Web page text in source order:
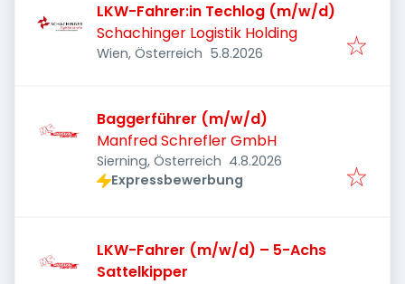
LKW-Fahrer:in Techlog (m/w/d)
Schachinger Logistik Holding
Wien, Österreich Veröffentlicht
5.8.2026
Baggerführer (m/w/d)
Manfred Schrefler GmbH
Sierning, Österreich Veröffentlicht
4.8.2026
Expressbewerbung
LKW-Fahrer (m/w/d) – 5-Achs
Sattelkipper